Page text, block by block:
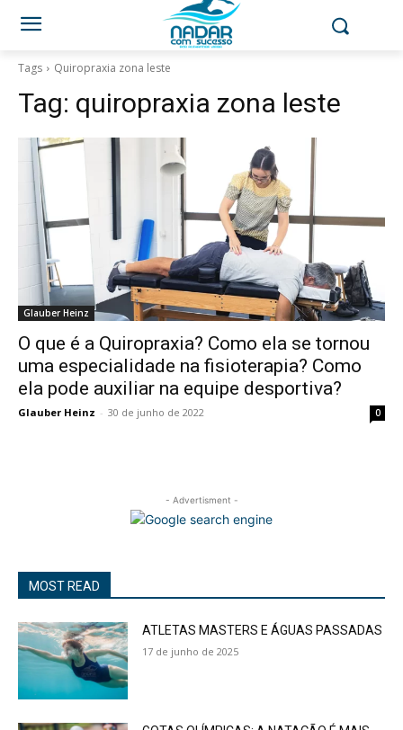
Tags Quiropraxia zona leste
Tag: quiropraxia zona leste
Glauber Heinz
O que é a Quiropraxia? Como ela se tornou
uma especialidade na fisioterapia? Como
ela pode auxiliar na equipe desportiva?
Glauber Heinz - 30 de junho de 2022 0
- Advertisment -
MOST READ
ATLETAS MASTERS E ÁGUAS PASSADAS
17 de junho de 2025